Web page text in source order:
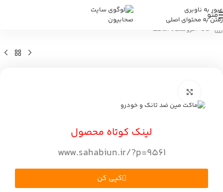
عبور به ناوبری
رفتن به محتوای اصلی
منو
خانه /فروشگاه /ماکت
لینک کوتاه محصول
www.sahabiun.ir/?p=9561
کپی کن